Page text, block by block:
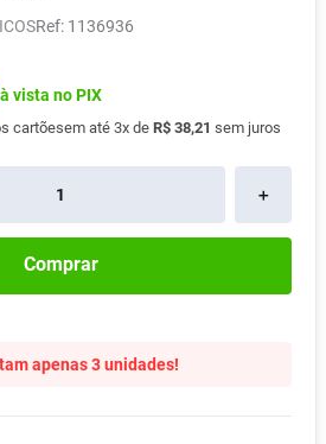
: 1136936
à vista no PIX
cartõesem até 3x de R$ 38,21 sem juros
＋
Comprar
apenas 3 unidades!
Sec